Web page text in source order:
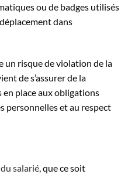
ou de badges utilisés
dans
un risque de violation de la
de s’assurer de la
en place aux obligations
personnelles et au respect
salarié , que ce soit